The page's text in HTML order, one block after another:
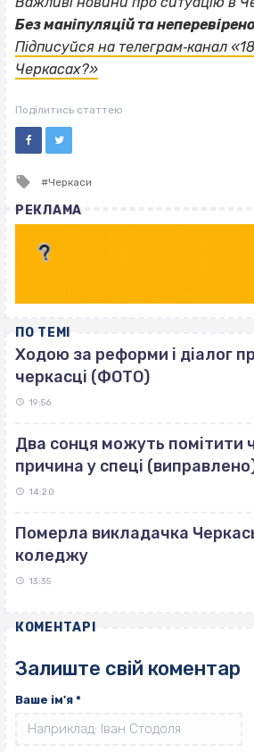
Без маніпуляцій та
Підписуйся на телеграм‐канал
Черкасах?»
Поділитись статтею
Tagged
Черкаси
РЕКЛАМА
ПО ТЕМІ
Ходою за реформи і діалог
черкасці (ФОТО)
19:56
Два сонця можуть помітити
причина у спеці
14:20
Померла викладачка
коледжу
13:35
КОМЕНТАРІ
Залиште свій коментар
Ваше ім'я *